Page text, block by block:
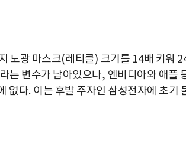
노광 마스크(레티클) 크기를 14배 키워
는 변수가 남아있으나, 엔비디아와 애플
없다. 이는 후발 주자인 삼성전자에 초기